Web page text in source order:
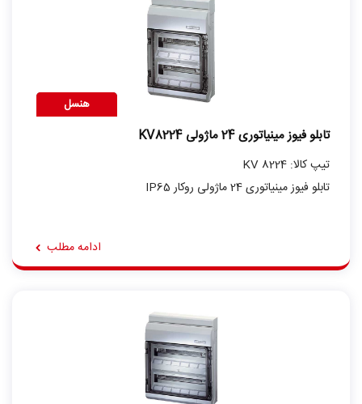
هنسل
تابلو فیوز مینیاتوری 24 ماژولی KV8224
تیپ کالا: KV 8224
تابلو فیوز مینیاتوری 24 ماژولی روکار IP65
ادامه مطلب